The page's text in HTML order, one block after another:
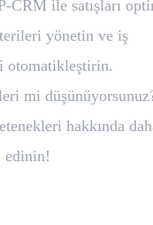
CRM ile satışları
yönetin ve iş
otomatikleştirin.
mi
hakkında
edinin!